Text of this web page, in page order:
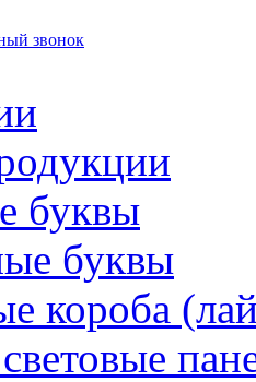
звонок
буквы
буквы
короба